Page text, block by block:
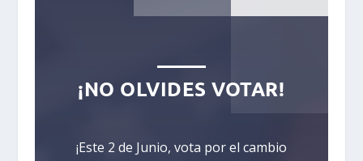
¡NO OLVIDES VOTAR!
¡Este 2 de Junio, vota por el cambio